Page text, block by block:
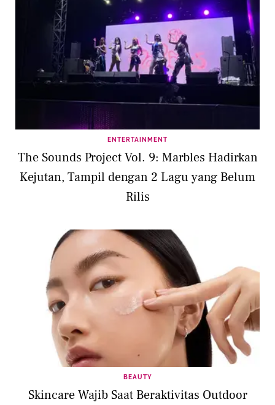
ENTERTAINMENT
The Sounds Project Vol. 9: Marbles Hadirkan
Kejutan, Tampil dengan 2 Lagu yang Belum
Rilis
BEAUTY
Skincare Wajib Saat Beraktivitas Outdoor